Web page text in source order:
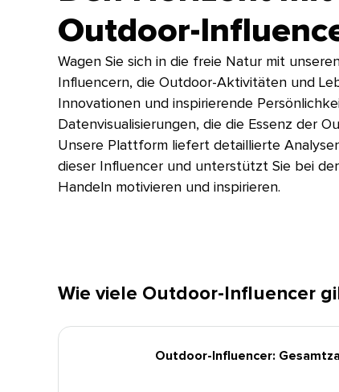
Outdoor-
Wagen Sie sich in die freie Natur mit
Influencern, die Outdoor-Aktivitäten und
Innovationen und inspirierende
Datenvisualisierungen, die die Essenz der
Unsere Plattform liefert detaillierte
dieser Influencer und unterstützt Sie bei
Handeln motivieren und inspirieren.​​
Wie viele Outdoor-Influencer
Outdoor-Influencer: